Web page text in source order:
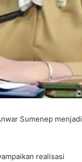
Sumenep menjadi
realisasi